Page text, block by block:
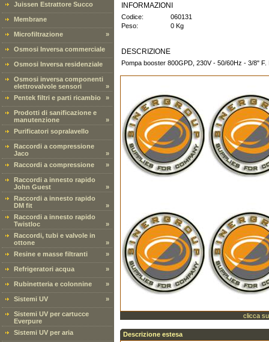
Juissen Estrattore Succo
Membrane
Microfiltrazione »
Osmosi Inversa commerciale
Osmosi Inversa residenziale
Osmosi inversa componenti
elettrovalvole sensori
»
Pentek filtri e parti ricambio
»
Prodotti di sanificazione e
manutenzione
»
Purificatori sopralavello
Raccordi a compressione
Jaco
»
Raccordi a compressione
»
Raccordi a innesto rapido
John Guest
»
Raccordi a innesto rapido
DM fit
»
Raccordi a innesto rapido
Twistloc
»
Raccordi, tubi e valvole in
ottone
»
Resine e masse filtranti
»
Refrigeratori acqua »
Rubinetteria e colonnine »
Sistemi UV »
Sistemi UV per cartucce
Everpure
Sistemi UV per aria
INFORMAZIONI
Codice:
060131
Peso:
0 Kg
DESCRIZIONE
Pompa booster 800GPD, 230V - 50/60Hz - 3/8"
clicca
Descrizione estesa